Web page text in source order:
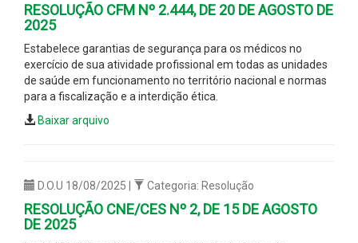
RESOLUÇÃO CFM Nº 2.444, DE 20 DE AGOSTO DE
2025
Estabelece garantias de segurança para os médicos no
exercício de sua atividade profissional em todas as unidades
de saúde em funcionamento no território nacional e normas
para a fiscalização e a interdição ética.
Baixar arquivo
D.O.U 18/08/2025 | Categoria: Resolução
RESOLUÇÃO CNE/CES Nº 2, DE 15 DE AGOSTO
DE 2025